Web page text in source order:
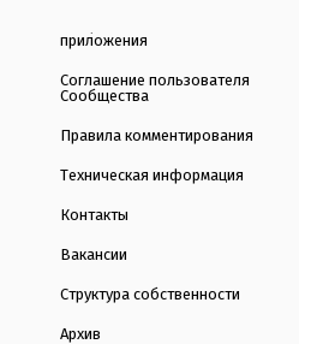
приложения
Соглашение пользователя
Сообщества
Правила комментирования
Техническая информация
Контакты
Вакансии
Структура собственности
Архив